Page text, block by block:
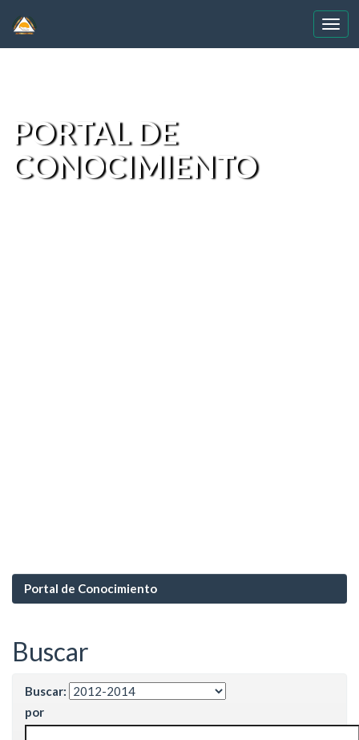
PORTAL DE
CONOCIMIENTO
Portal de Conocimiento
Buscar
Buscar:
por